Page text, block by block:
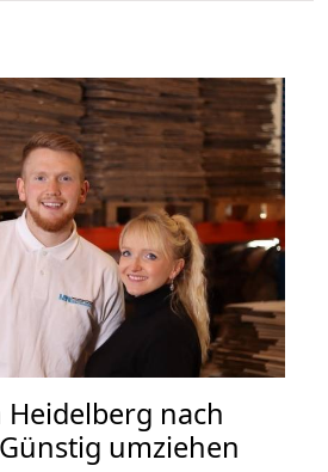
nach
umziehen